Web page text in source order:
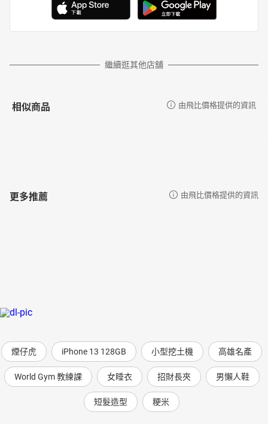
繼續逛其他店舖
相似商品 由飛比價格提供的資訊
更多推薦 由飛比價格提供的資訊
煙仔虎 iPhone 13 128GB 小型挖土機 高雄名產
World Gym 教練課 女睡衣 招財長夾 男懶人鞋
短髮造型 粳米